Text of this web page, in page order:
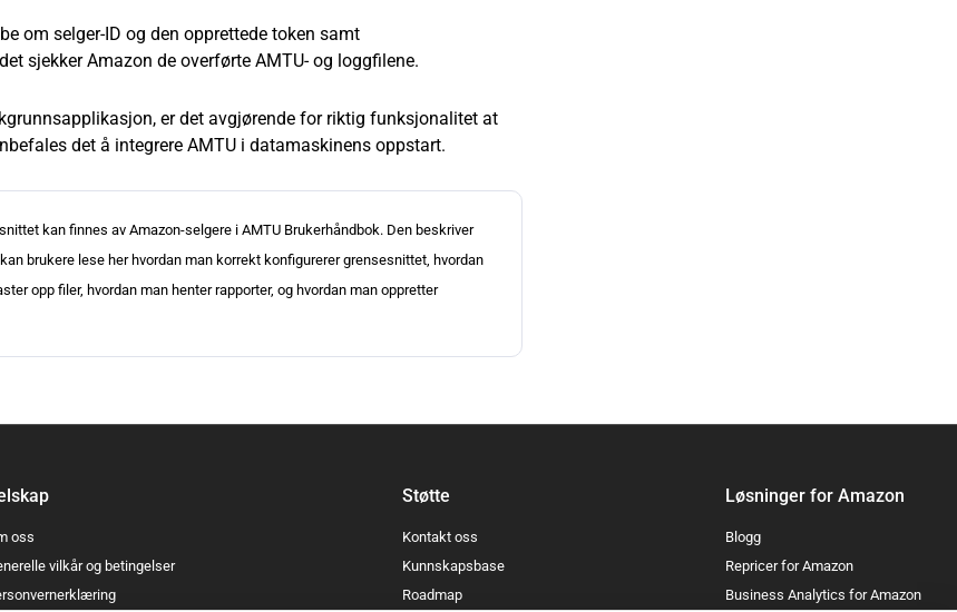
om selger-ID og den opprettede token samt
sjekker Amazon de overførte AMTU- og loggfilene.
er det avgjørende for riktig funksjonalitet at
det å integrere AMTU i datamaskinens oppstart.
kan finnes av Amazon-selgere i AMTU Brukerhåndbok. Den beskriver
brukere lese her hvordan man korrekt konfigurerer grensesnittet, hvordan
opp filer, hvordan man henter rapporter, og hvordan man oppretter
oss
vilkår og betingelser
Støtte
Kontakt oss
Kunnskapsbase
Roadmap
Løsninger for Amazon
Blogg
Repricer for Amazon
Business Analytics for Amazon